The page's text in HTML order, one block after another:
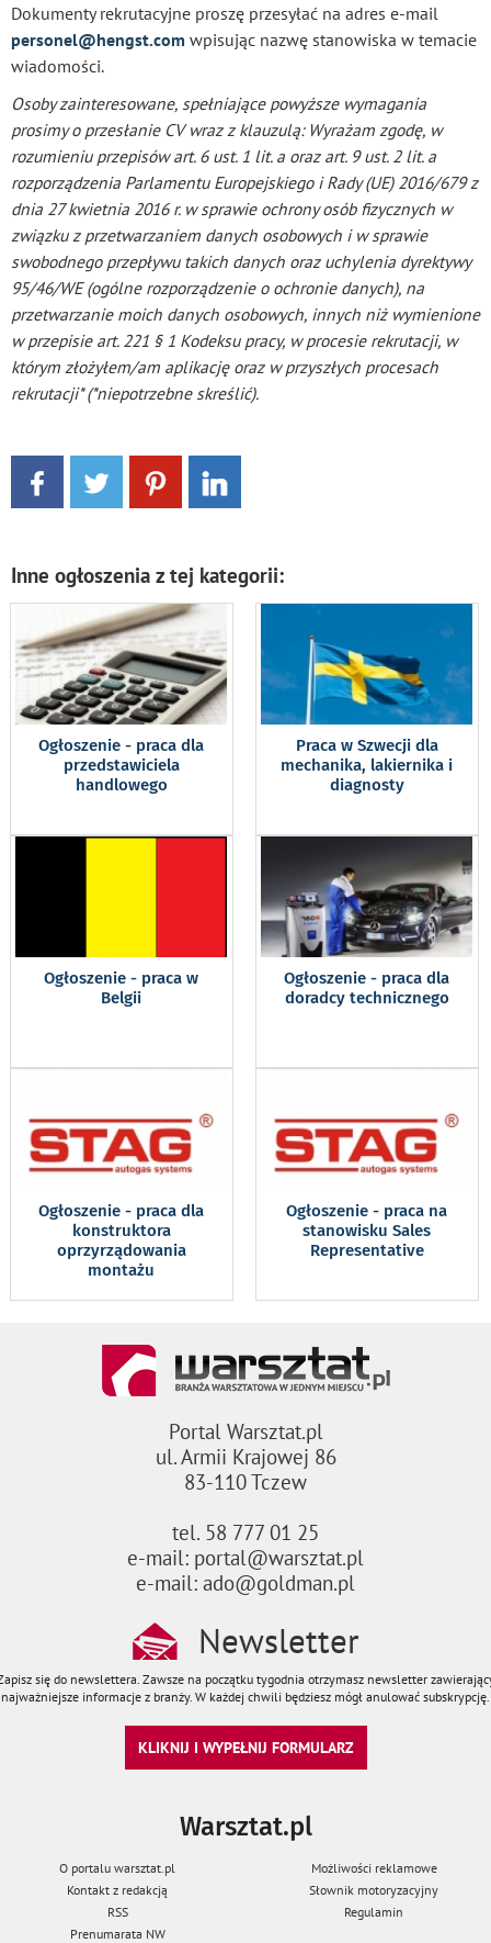
Dokumenty rekrutacyjne proszę przesyłać na adres e-mail
personel@hengst.com wpisując nazwę stanowiska w temacie
wiadomości.
Osoby zainteresowane, spełniające powyższe wymagania
prosimy o przesłanie CV wraz z klauzulą: Wyrażam zgodę, w
rozumieniu przepisów art. 6 ust. 1 lit. a oraz art. 9 ust. 2 lit. a
rozporządzenia Parlamentu Europejskiego i Rady (UE) 2016/679 z
dnia 27 kwietnia 2016 r. w sprawie ochrony osób fizycznych w
związku z przetwarzaniem danych osobowych i w sprawie
swobodnego przepływu takich danych oraz uchylenia dyrektywy
95/46/WE (ogólne rozporządzenie o ochronie danych), na
przetwarzanie moich danych osobowych, innych niż wymienione
w przepisie art. 221 § 1 Kodeksu pracy, w procesie rekrutacji, w
którym złożyłem/am aplikację oraz w przyszłych procesach
rekrutacji* (*niepotrzebne skreślić).
Inne ogłoszenia z tej kategorii:
Ogłoszenie - praca dla
przedstawiciela
handlowego
Praca w Szwecji dla
mechanika, lakiernika i
diagnosty
Ogłoszenie - praca w
Belgii
Ogłoszenie - praca dla
doradcy technicznego
Ogłoszenie - praca dla
konstruktora
oprzyrządowania
montażu
Ogłoszenie - praca na
stanowisku Sales
Representative
Portal Warsztat.pl
ul. Armii Krajowej 86
83-110 Tczew
tel. 58 777 01 25
e-mail: portal@warsztat.pl
e-mail: ado@goldman.pl
Newsletter
się do newslettera. Zawsze na początku tygodnia otrzymasz newsletter
najważniejsze informacje z branży. W każdej chwili będziesz mógł anulować subskrypcję.
KLIKNIJ I WYPEŁNIJ FORMULARZ
Warsztat.pl
O portalu warsztat.pl
Możliwości reklamowe
Kontakt z redakcją
Słownik motoryzacyjny
RSS
Regulamin
Prenumarata NW